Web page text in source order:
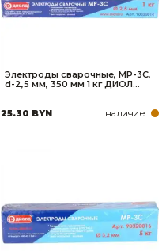
Электроды сварочные, МР-3С,
d-2,5 мм, 350 мм 1 кг ДИОЛ...
25.30 BYN наличие: